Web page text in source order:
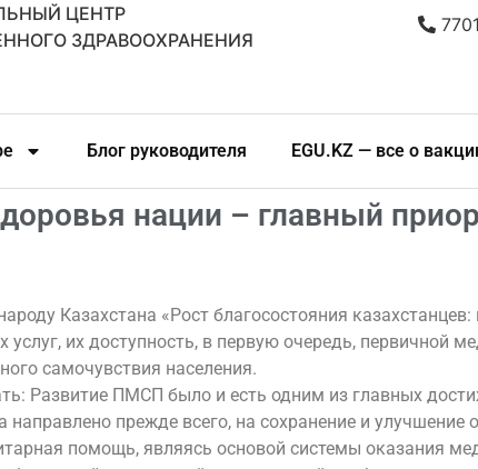
ЦЕНТР
ЗДРАВООХРАНЕНИЯ
Блог руководителя EGU.KZ — все о
нации – главный
Казахстана «Рост благосостояния
услуг, их доступность, в первую очередь,
самочувствия населения.
Развитие ПМСП было и есть одним из главных
направлено прежде всего, на сохранение и
помощь, являясь основой системы оказания